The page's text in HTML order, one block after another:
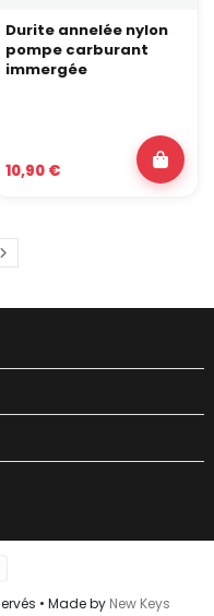
Durite annelée nylon
pompe carburant
immergée
10,90 €
• Made by New Keys